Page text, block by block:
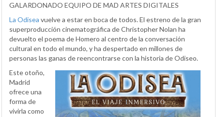
GALARDONADO EQUIPO DE MAD ARTES DIGITALES
La Odisea vuelve a estar en boca de todos. El estreno de la gran
superproducción cinematográfica de Christopher Nolan ha
devuelto el poema de Homero al centro de la conversación
cultural en todo el mundo, y ha despertado en millones de
personas las ganas de reencontrarse con la historia de Odiseo.
Este otoño,
Madrid
ofrece una
forma de
vivirla como